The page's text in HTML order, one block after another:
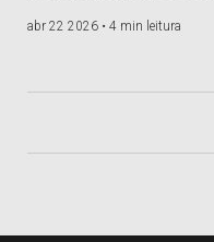
abr 22 2026 • 4 min leitura